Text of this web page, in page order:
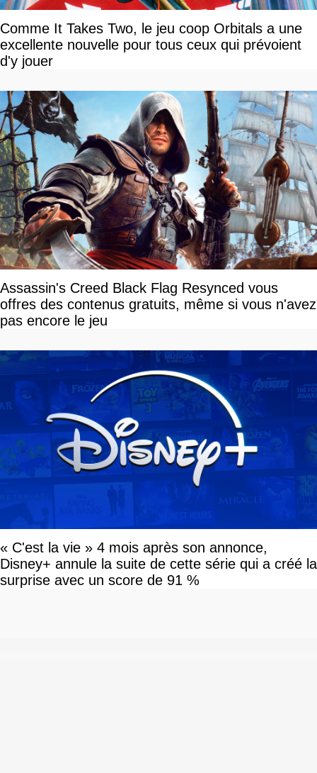
Comme It Takes Two, le jeu coop Orbitals a une
excellente nouvelle pour tous ceux qui prévoient
d'y jouer
Assassin's Creed Black Flag Resynced vous
offres des contenus gratuits, même si vous n'avez
pas encore le jeu
« C'est la vie » 4 mois après son annonce,
Disney+ annule la suite de cette série qui a créé la
surprise avec un score de 91 %